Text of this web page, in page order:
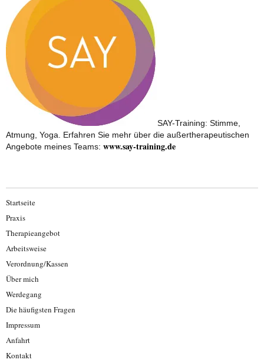
SAY-Training: Stimme,
Atmung, Yoga. Erfahren Sie mehr über die außertherapeutischen
Angebote meines Teams: www.say-training.de
Startseite
Praxis
Therapieangebot
Arbeitsweise
Verordnung/Kassen
Über mich
Werdegang
Die häufigsten Fragen
Impressum
Anfahrt
Kontakt